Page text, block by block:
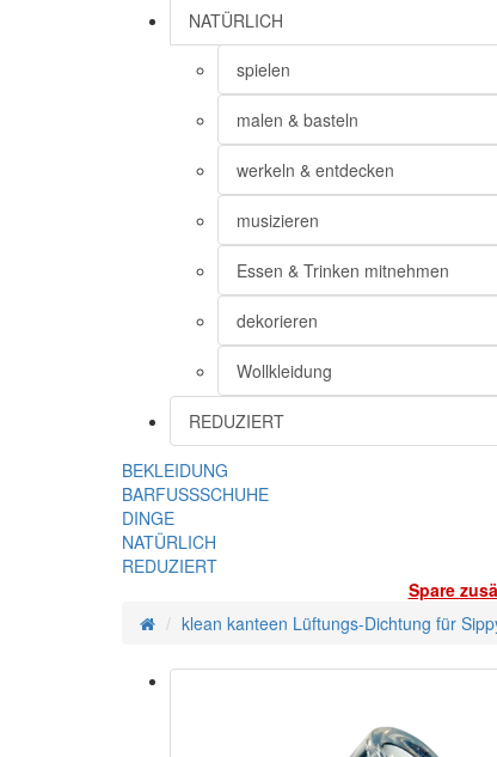
NATÜRLICH
spielen
malen & basteln
werkeln & entdecken
musizieren
Essen & Trinken mitnehmen
dekorieren
Wollkleidung
REDUZIERT
BEKLEIDUNG
BARFUSSSCHUHE
DINGE
NATÜRLICH
REDUZIERT
Spare
klean kanteen Lüftungs-Dichtung für